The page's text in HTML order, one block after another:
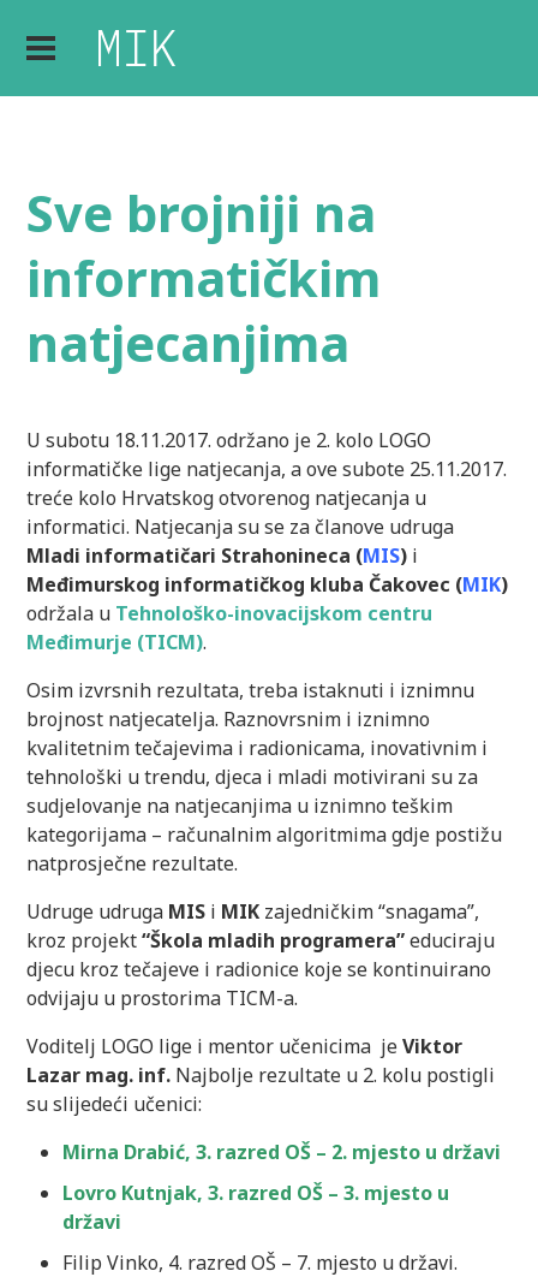
Sve brojniji na
informatičkim
natjecanjima
U subotu 18.11.2017. održano je 2. kolo LOGO
informatičke lige natjecanja, a ove subote 25.11.2017.
treće kolo Hrvatskog otvorenog natjecanja u
informatici. Natjecanja su se za članove udruga
Mladi informatičari Strahonineca (MIS) i
Međimurskog informatičkog kluba Čakovec (MIK)
održala u Tehnološko-inovacijskom centru
Međimurje (TICM).
Osim izvrsnih rezultata, treba istaknuti i iznimnu
brojnost natjecatelja. Raznovrsnim i iznimno
kvalitetnim tečajevima i radionicama, inovativnim i
tehnološki u trendu, djeca i mladi motivirani su za
sudjelovanje na natjecanjima u iznimno teškim
kategorijama – računalnim algoritmima gdje postižu
natprosječne rezultate.
Udruge udruga MIS i MIK zajedničkim “snagama”,
kroz projekt“Škola mladih programera”educiraju
djecu kroz tečajeve i radionice koje se kontinuirano
odvijaju u prostorima TICM-a.
Voditelj LOGO lige i mentor učenicima jeViktor
Lazar mag. inf. Najbolje rezultate u 2. kolu postigli
su slijedeći učenici:
Mirna Drabić, 3. razred OŠ – 2. mjesto u državi
Lovro Kutnjak, 3. razred OŠ – 3. mjesto u
državi
Filip Vinko, 4. razred OŠ – 7. mjesto u državi.